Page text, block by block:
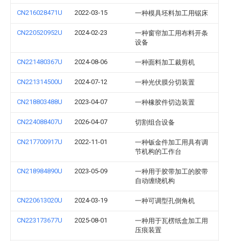
CN216028471U 2022-03-15 一种模具坯料加工用锯床
CN220520952U 2024-02-23
一种窗帘加工用布料开条
设备
CN221480367U 2024-08-06 一种面料加工裁剪机
CN221314500U 2024-07-12 一种光伏膜分切装置
CN218803488U 2023-04-07 一种橡胶件切边装置
CN224088407U 2026-04-07 切割组合设备
CN217700917U 2022-11-01
一种钣金件加工用具有调
节机构的工作台
CN218984890U 2023-05-09
一种用于胶带加工的胶带
自动缠绕机构
CN220613020U 2024-03-19 一种可调型孔倒角机
CN223173677U 2025-08-01
一种用于瓦楞纸盒加工用
压痕装置